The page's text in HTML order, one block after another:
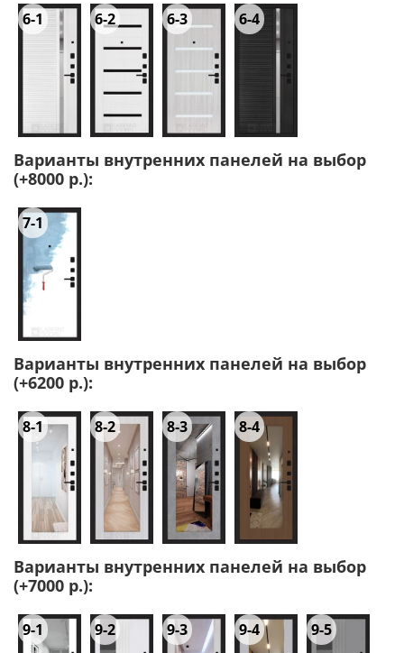
6-1 6-2 6-3 6-4
Варианты внутренних панелей на выбор
(+8000 р.):
7-1
Варианты внутренних панелей на выбор
(+6200 р.):
8-1 8-2 8-3 8-4
Варианты внутренних панелей на выбор
(+7000 р.):
9-1 9-2 9-3 9-4 9-5